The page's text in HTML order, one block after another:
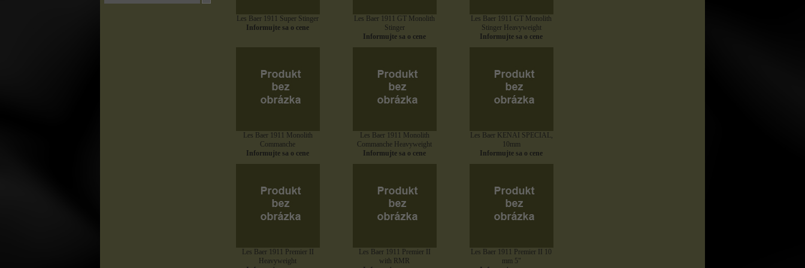
Les Baer 1911 Super Stinger
Informujte sa o cene
Les Baer 1911 GT Monolith
Stinger
Informujte sa o cene
Les Baer 1911 GT Monolith
Stinger Heavyweight
Informujte sa o cene
Les Baer 1911 Monolith
Commanche
Informujte sa o cene
Les Baer 1911 Monolith
Commanche Heavyweight
Informujte sa o cene
Les Baer KENAI SPECIAL,
10mm
Informujte sa o cene
Les Baer 1911 Premier II
Heavyweight
Les Baer 1911 Premier II
with RMR
Les Baer 1911 Premier II 10
mm 5"